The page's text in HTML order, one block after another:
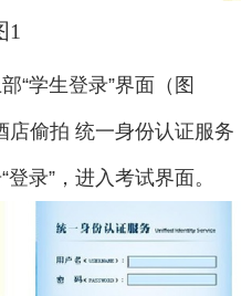
1
“学生登录”界面（图
店偷拍 统一身份认证服务
“登录” ，进入考试界面。